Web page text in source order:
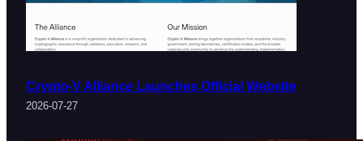
Crypto-V Alliance Launches Official Website
2026-07-27